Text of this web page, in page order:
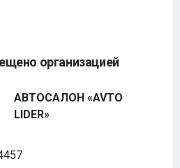
организацией
АВТОСАЛОН «AVTO
LIDER»